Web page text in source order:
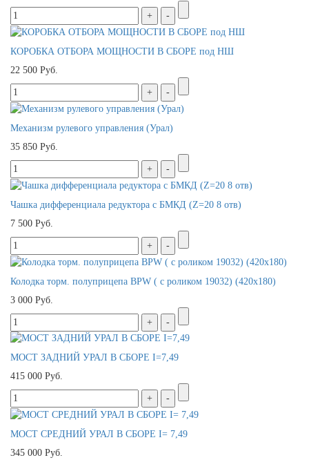
КОРОБКА ОТБОРА МОЩНОСТИ В СБОРЕ под НШ
22 500 Руб.
Механизм рулевого управления (Урал)
35 850 Руб.
Чашка дифференциала редуктора с БМКД (Z=20 8 отв)
7 500 Руб.
Колодка торм. полуприцепа BPW ( с роликом 19032) (420х180)
3 000 Руб.
МОСТ ЗАДНИЙ УРАЛ В СБОРЕ I=7,49
415 000 Руб.
МОСТ СРЕДНИЙ УРАЛ В СБОРЕ I= 7,49
345 000 Руб.